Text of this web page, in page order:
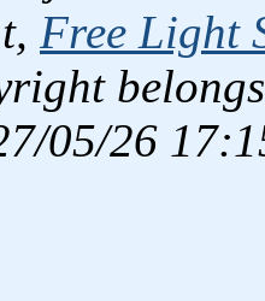
Free Light
05/26